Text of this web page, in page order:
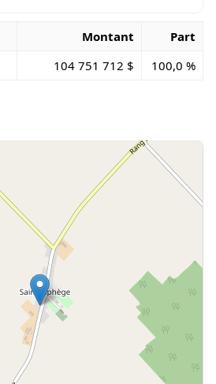
Montant
Part
104 751 712 $ 100,0 %